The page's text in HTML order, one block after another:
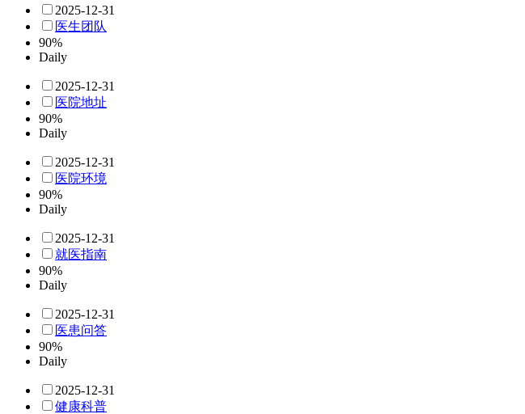
2025-12-31
医生团队
90%
Daily
2025-12-31
医院地址
90%
Daily
2025-12-31
医院环境
90%
Daily
2025-12-31
就医指南
90%
Daily
2025-12-31
医患问答
90%
Daily
2025-12-31
健康科普